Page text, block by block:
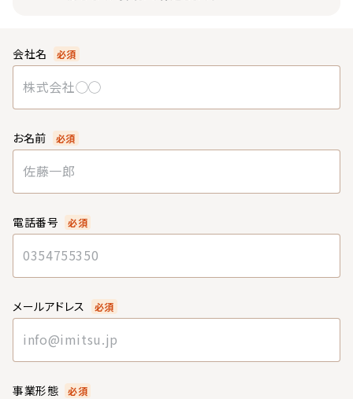
会社名 必須
お名前 必須
電話番号 必須
メールアドレス 必須
事業形態 必須